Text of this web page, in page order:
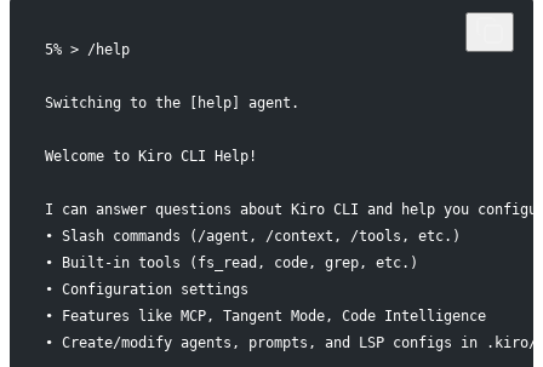
5% > /help
Switching to the [help] agent.
Welcome to Kiro CLI Help!
I can answer questions about Kiro CLI and help you
• Slash commands (/agent, /context, /tools, etc.)
• Built-in tools (fs_read, code, grep, etc.)
• Configuration settings
• Features like MCP, Tangent Mode, Code Intelligence
• Create/modify agents, prompts, and LSP configs in .kiro/